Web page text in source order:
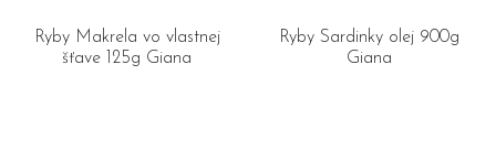
Ryby Makrela vo vlastnej
šťave 125g Giana
Ryby Sardinky olej 900g
Giana